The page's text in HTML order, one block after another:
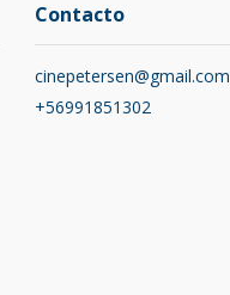
Contacto
cinepetersen@gmail.com
+56991851302